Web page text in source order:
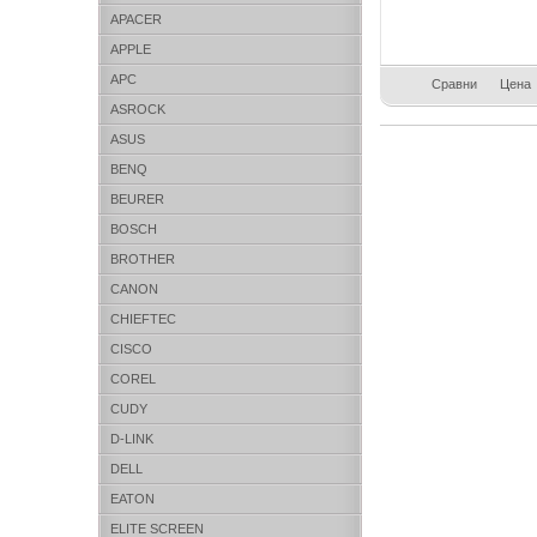
APACER
APPLE
APC
ASROCK
ASUS
BENQ
BEURER
BOSCH
BROTHER
CANON
CHIEFTEC
CISCO
COREL
CUDY
D-LINK
DELL
EATON
ELITE SCREEN
Сравни Цена